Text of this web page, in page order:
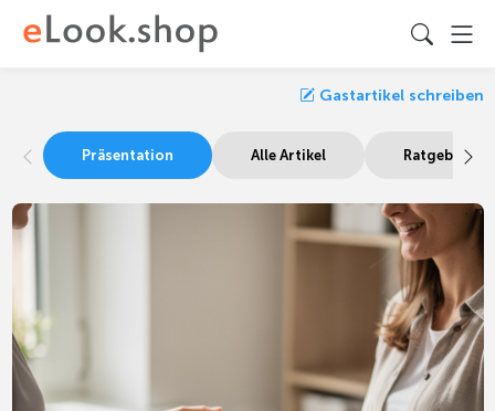
Gastartikel schreiben
Präsentation Alle Artikel Ratgeber